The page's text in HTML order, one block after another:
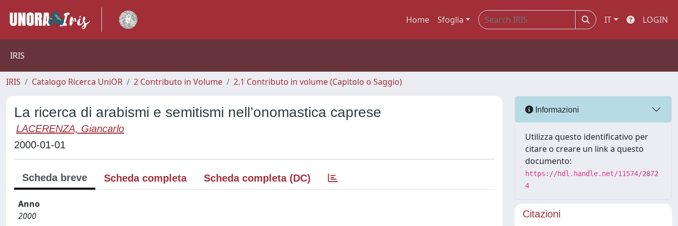
Home Sfoglia IT LOGIN
IRIS
IRIS Catalogo Ricerca UniOR 2 Contributo in Volume 2.1 Contributo in volume (Capitolo o Saggio)
La ricerca di arabismi e semitismi nell’onomastica caprese
LACERENZA, Giancarlo
2000-01-01
Scheda breve Scheda completa Scheda completa (DC)
Anno
2000
Informazioni
Utilizza questo identificativo per
citare o creare un link a questo
documento:
https://hdl.handle.net/11574/2872
4
Citazioni